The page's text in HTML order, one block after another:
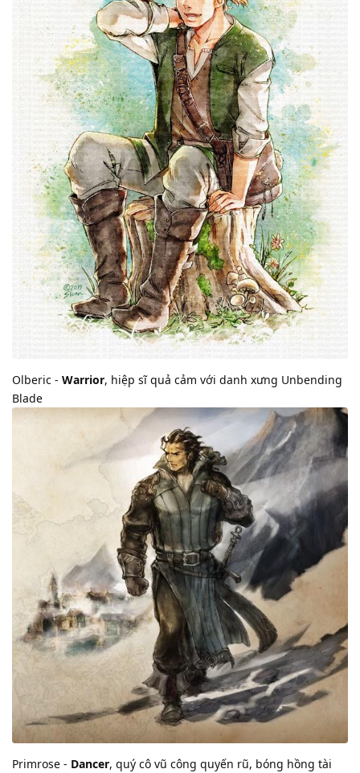
Olberic - Warrior, hiệp sĩ quả cảm với danh xưng Unbending
Blade
Primrose - Dancer, quý cô vũ công quyến rũ, bóng hồng tài